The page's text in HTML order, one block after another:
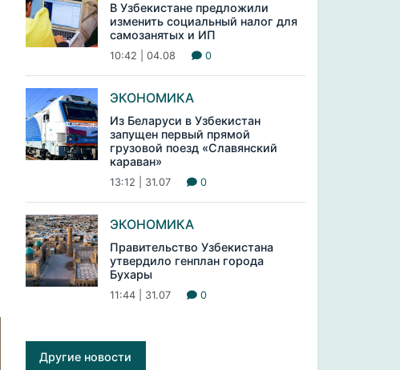
В Узбекистане предложили
изменить социальный налог для
самозанятых и ИП
10:42 | 04.08 0
ЭКОНОМИКА
Из Беларуси в Узбекистан
запущен первый прямой
грузовой поезд «Славянский
караван»
13:12 | 31.07 0
ЭКОНОМИКА
Правительство Узбекистана
утвердило генплан города
Бухары
11:44 | 31.07 0
Другие новости